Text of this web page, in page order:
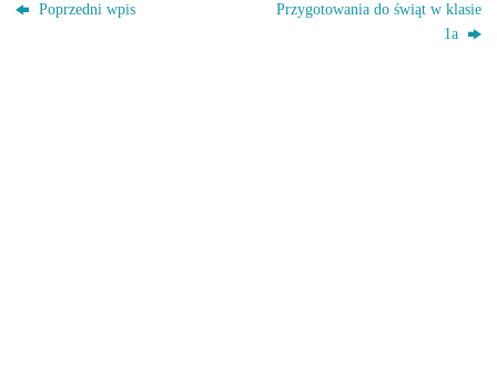
Poprzedni wpis
Przygotowania do świąt w klasie
1a